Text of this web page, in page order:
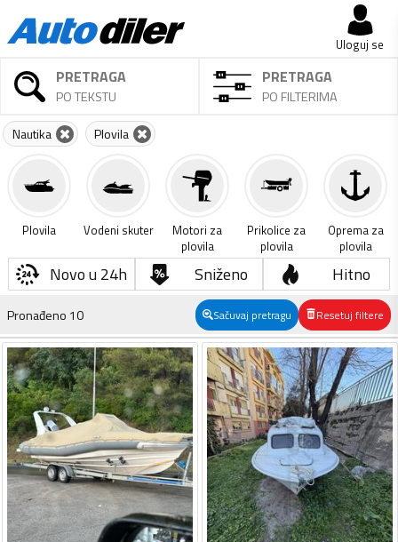
Uloguj se
PRETRAGA
PO TEKSTU
PRETRAGA
PO FILTERIMA
Nautika Plovila
Plovila Vodeni skuter
Motori za
plovila
Prikolice za
plovila
Oprema za
plovila
Novo u 24h Sniženo Hitno
Pronađeno 10 Sačuvaj pretragu Resetuj filtere